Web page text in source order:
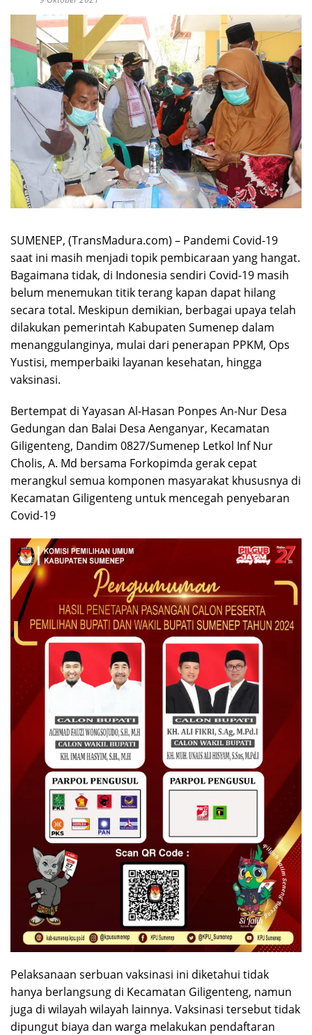
SUMENEP, (TransMadura.com) – Pandemi Covid-19
saat ini masih menjadi topik pembicaraan yang hangat.
Bagaimana tidak, di Indonesia sendiri Covid-19 masih
belum menemukan titik terang kapan dapat hilang
secara total. Meskipun demikian, berbagai upaya telah
dilakukan pemerintah Kabupaten Sumenep dalam
menanggulanginya, mulai dari penerapan PPKM, Ops
Yustisi, memperbaiki layanan kesehatan, hingga
vaksinasi.
Bertempat di Yayasan Al-Hasan Ponpes An-Nur Desa
Gedungan dan Balai Desa Aenganyar, Kecamatan
Giligenteng, Dandim 0827/Sumenep Letkol Inf Nur
Cholis, A. Md bersama Forkopimda gerak cepat
merangkul semua komponen masyarakat khususnya di
Kecamatan Giligenteng untuk mencegah penyebaran
Covid-19
Pelaksanaan serbuan vaksinasi ini diketahui tidak
hanya berlangsung di Kecamatan Giligenteng, namun
juga di wilayah wilayah lainnya. Vaksinasi tersebut tidak
dipungut biaya dan warga melakukan pendaftaran